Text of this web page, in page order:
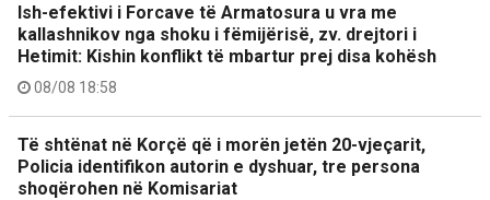
Ish-efektivi i Forcave të Armatosura u vra me
kallashnikov nga shoku i fëmijërisë, zv. drejtori i
Hetimit: Kishin konflikt të mbartur prej disa kohësh
08/08 18:58
Të shtënat në Korçë që i morën jetën 20-vjeçarit,
Policia identifikon autorin e dyshuar, tre persona
shoqërohen në Komisariat